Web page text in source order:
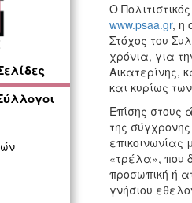
Ο
www.psaa.gr, η
Στόχος του
χρόνια, για
Αικατερίνης,
και κυρίως
Επίσης στους
της
επικοινωνίας
«τρέλα», που
προσωπική ή
γνήσιου